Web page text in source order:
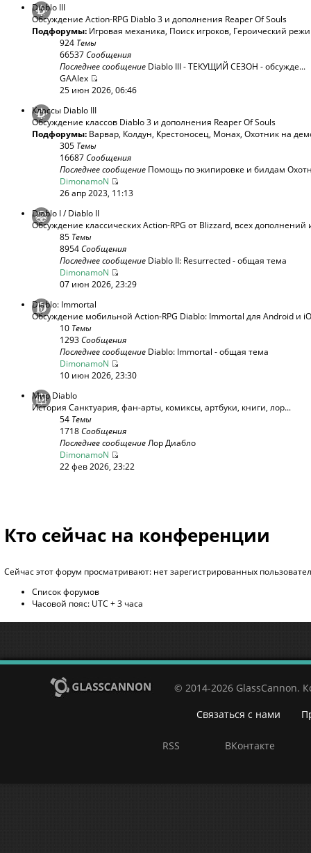
Diablo III
Обсуждение Action-RPG Diablo 3 и дополнения Reaper Of Souls
Подфорумы: Игровая механика, Поиск игроков, Героический
924 Темы
66537Сообщения
Последнее сообщение Diablo III - ТЕКУЩИЙ СЕЗОН - обсужде...
GAAlex
25 июн 2026, 06:46
Классы Diablo III
Обсуждение классов Diablo 3 и дополнения Reaper Of Souls
Подфорумы: Варвар, Колдун, Крестоносец, Монах, Охотник на
305 Темы
16687Сообщения
Последнее сообщение Помощь по экипировке и билдам
DimonamoN
26 апр 2023, 11:13
Diablo I / Diablo II
Обсуждение классических Action-RPG от Blizzard, всех дополнений
85 Темы
8954Сообщения
Последнее сообщение Diablo II: Resurrected - общая тема
DimonamoN
07 июн 2026, 23:29
Diablo: Immortal
Обсуждение мобильной Action-RPG Diablo: Immortal для Android и
10 Темы
1293Сообщения
Последнее сообщение Diablo: Immortal - общая тема
DimonamoN
10 июн 2026, 23:30
Мир Diablo
История Санктуария, фан-арты, комиксы, артбуки, книги, лор...
54 Темы
1718Сообщения
Последнее сообщениеЛор Диабло
DimonamoN
22 фев 2026, 23:22
Кто сейчас на конференции
Сейчас этот форум просматривают: нет зарегистрированных
Список форумов
Часовой пояс: UTC + 3 часа
© 2014-2026 GlassCannon.
Связаться с нами
RSS ВКонтакте